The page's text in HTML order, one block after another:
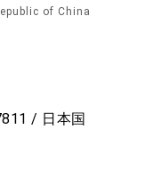
of China
/ 日本国